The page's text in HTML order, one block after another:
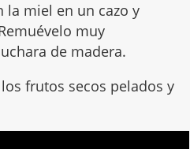
la miel en un cazo y
muy
de madera.
frutos secos pelados y